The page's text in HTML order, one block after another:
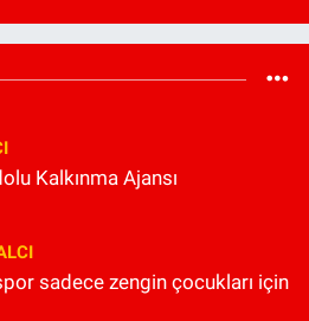
Kalkınma Ajansı
sadece zengin çocukları için